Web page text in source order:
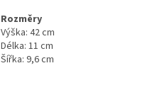
Rozměry
Výška: 42 cm
Délka: 11 cm
Šířka: 9,6 cm